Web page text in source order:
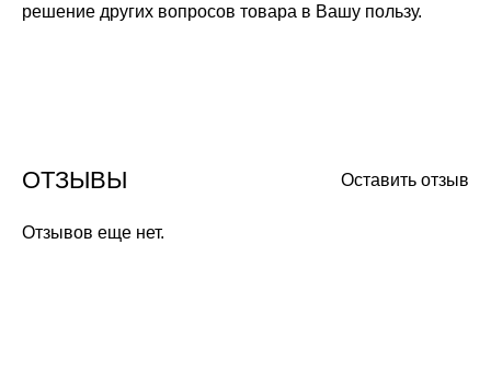
решение других вопросов товара в Вашу пользу.
Оставить отзыв
ОТЗЫВЫ
Отзывов еще нет.